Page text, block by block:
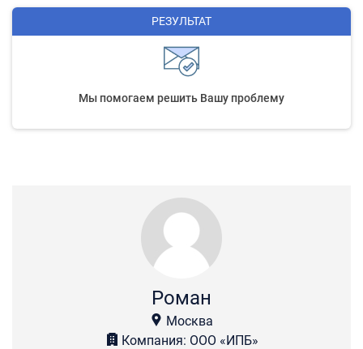
РЕЗУЛЬТАТ
Мы помогаем решить Вашу проблему
Роман
Москва
Компания: ООО «ИПБ»